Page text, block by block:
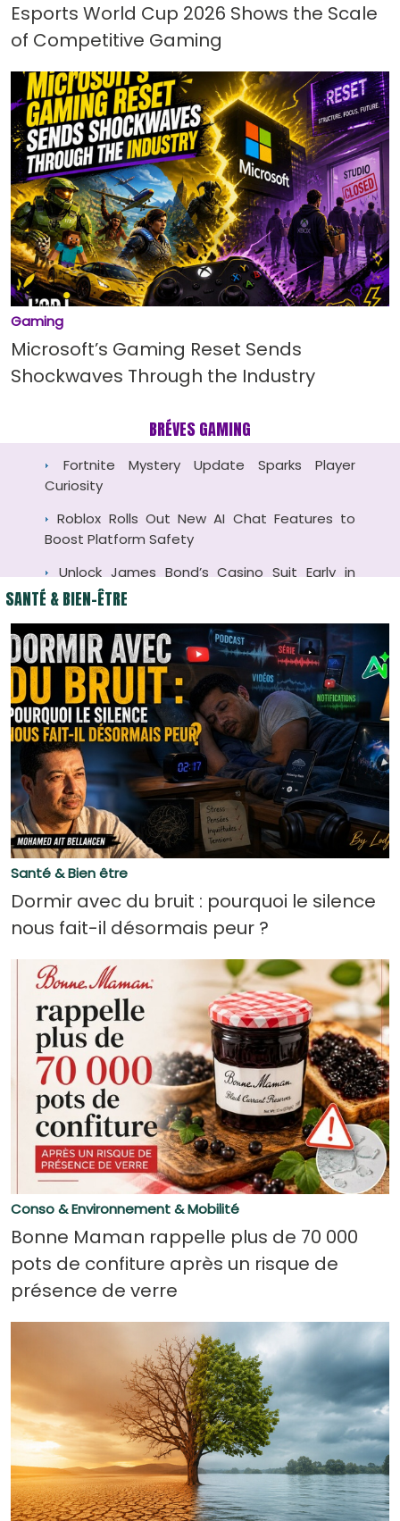
Esports World Cup 2026 Shows the Scale
of Competitive Gaming
Gaming
Microsoft’s Gaming Reset Sends
Shockwaves Through the Industry
BRÉVES GAMING
Xbox Reportedly Considering Arkane
Shutdown and Blade Cancellation
Rockstar Games Employees Could Strike
After GTA 6 Launch
Roblox Rolls Out New AI Chat Features to
Boost Platform Safety
Unlock James Bond’s Casino Suit Early in
Hitman
SANTÉ & BIEN-ÊTRE
Santé & Bien être
Dormir avec du bruit : pourquoi le silence
nous fait-il désormais peur ?
Conso & Environnement & Mobilité
Bonne Maman rappelle plus de 70 000
pots de confiture après un risque de
présence de verre